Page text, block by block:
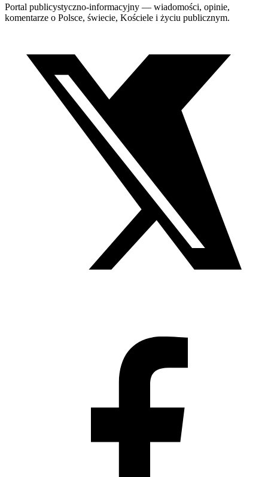
Portal publicystyczno-informacyjny — wiadomości, opinie,
komentarze o Polsce, świecie, Kościele i życiu publicznym.